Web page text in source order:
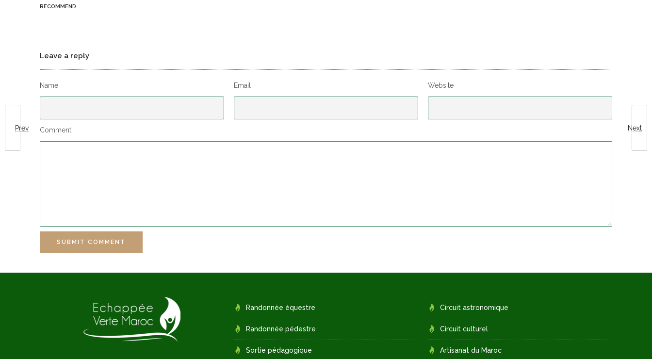
Prev Next
RECOMMEND
Leave a reply
Name Email Website
Comment
SUBMIT COMMENT
Randonnée équestre
Randonnée pédestre
Sortie pédagogique
Circuit astronomique
Circuit culturel
Artisanat du Maroc